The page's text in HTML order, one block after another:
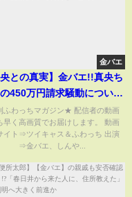
金バエ
央との真実】金バエ!!真央ち
450万円請求騒動について
一言7月11日
ふわっちマガジン★ 配信者の動画
早く高画質でお届けします。 動画
イト⇒ツイキャス＆ふわっち 出演
バエ、しんや...